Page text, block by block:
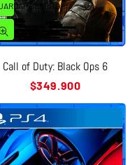
CARRITO
Call of Duty: Black Ops 6
Precio
$349.900